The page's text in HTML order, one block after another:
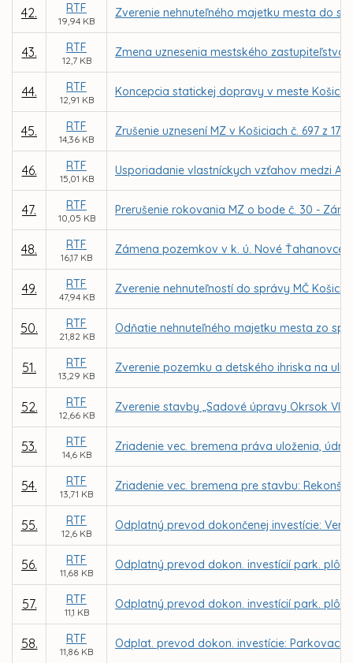
42. RTF
19,94 KB
Zverenie nehnuteľného majetku mesta do
43. RTF
12,7 KB
Zmena uznesenia mestského zastupiteľstva
44. RTF
12,91 KB
Koncepcia statickej dopravy v meste Košice
45. RTF
14,36 KB
Zrušenie uznesení MZ v Košiciach č. 697 z
46. RTF
15,01 KB
Usporiadanie vlastníckych vzťahov medzi
47. RTF
10,05 KB
Prerušenie rokovania MZ o bode č. 30 -
48. RTF
16,17 KB
Zámena pozemkov v k. ú. Nové Ťahanovce
49. RTF
47,94 KB
Zverenie nehnuteľností do správy MČ Košice
50. RTF
21,82 KB
Odňatie nehnuteľného majetku mesta zo
51. RTF
13,29 KB
Zverenie pozemku a detského ihriska na
52. RTF
12,66 KB
Zverenie stavby „Sadové úpravy Okrsok
53. RTF
14,6 KB
Zriadenie vec. bremena práva uloženia,
54. RTF
13,71 KB
Zriadenie vec. bremena pre stavbu:
55. RTF
12,6 KB
Odplatný prevod dokončenej investície:
56. RTF
11,68 KB
Odplatný prevod dokon. investícií park.
57. RTF
11,1 KB
Odplatný prevod dokon. investícií park.
58. RTF
11,86 KB
Odplat. prevod dokon. investície: